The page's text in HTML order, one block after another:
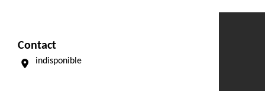
Contact
indisponible